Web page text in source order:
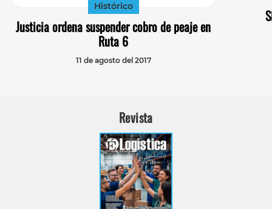
Histórico
Justicia ordena suspender cobro de peaje en
Ruta 6
11 de agosto del 2017
Revista